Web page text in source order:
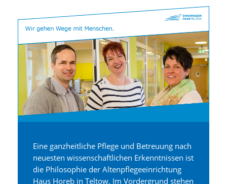
Eine ganzheitliche Pflege und Betreuung nach
neuesten wissenschaftlichen Erkenntnissen ist
die Philosophie der Altenpflegeeinrichtung
Haus Horeb in Teltow. Im Vordergrund stehen